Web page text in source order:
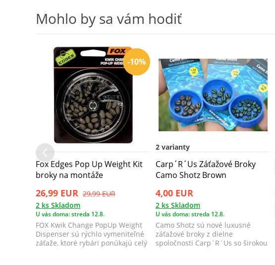
Mohlo by sa vám hodiť
-10%
Fox Edges Pop Up Weight Kit
broky na montáže
26,99 EUR 29,99 EUR
2 ks Skladom
U vás doma: streda 12.8.
FOX Kwik Change PopUp Weight
Dispenser sú rýchlo vymeniteľné
záťaže, ktoré rybári ponúkajú celý
2 varianty
Carp´R´Us Záťažové Broky
Camo Shotz Brown
4,00 EUR
2 ks Skladom
U vás doma: streda 12.8.
Camo Shotz sú nové luxusné
záťažové broky z dielne
spoločnosti Carp´R´Us so širokou